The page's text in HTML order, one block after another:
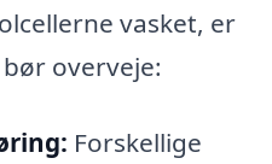
vasket, er
overveje:
Forskellige